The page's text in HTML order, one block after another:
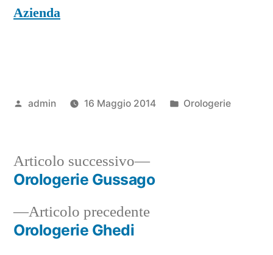
Azienda
Pubblicato
admin 16 Maggio 2014
Pubblicato
Orologerie
Navigazione
articoli
Articolo precedenteArticolo
Orologerie Ghedi
Articolo successivo
Articolo
successivo:
Orologerie Gussago